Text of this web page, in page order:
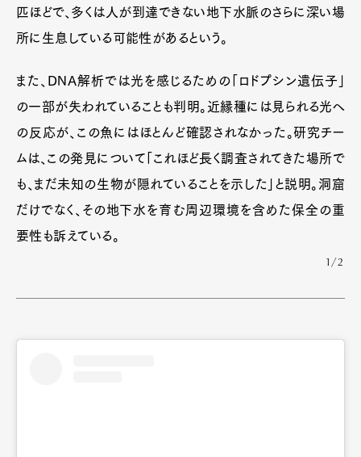
匹ほどで、多くは人が到達できない地下水脈のさらに深い場
所に生息している可能性があるという。
また、DNA解析では光を感じるための「ロドプシン遺伝子」
の一部が失われていることも判明。近縁種には見られる光へ
の反応が、この魚にはほとんど確認されなかった。研究チー
ムは、この発見について「これほど長く調査されてきた場所で
も、まだ未知の生物が隠れていることを示した」と説明。洞窟
だけでなく、その地下水を育む周辺環境を含めた保全の重
要性も訴えている。
1/2